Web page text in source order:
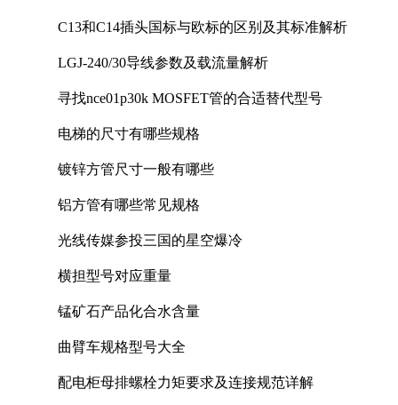
C13和C14插头国标与欧标的区别及其标准解析
LGJ-240/30导线参数及载流量解析
寻找nce01p30k MOSFET管的合适替代型号
电梯的尺寸有哪些规格
镀锌方管尺寸一般有哪些
铝方管有哪些常见规格
光线传媒参投三国的星空爆冷
横担型号对应重量
锰矿石产品化合水含量
曲臂车规格型号大全
配电柜母排螺栓力矩要求及连接规范详解